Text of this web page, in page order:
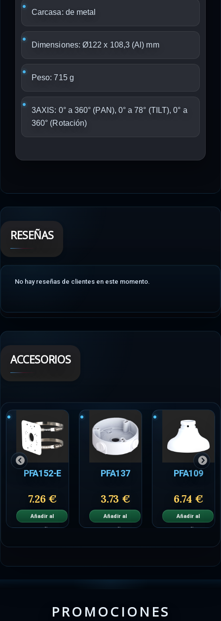
Carcasa: de metal
Dimensiones: Ø122 x 108,3 (Al) mm
Peso: 715 g
3AXIS: 0° a 360° (PAN), 0° a 78° (TILT), 0° a
360° (Rotación)
RESEÑAS
No hay reseñas de clientes en este momento.
ACCESORIOS
PFA152-E
7.26 €
Añadir al
carrito
PFA137
3.73 €
Añadir al
carrito
PFA109
6.74 €
Añadir al
carrito
PROMOCIONES